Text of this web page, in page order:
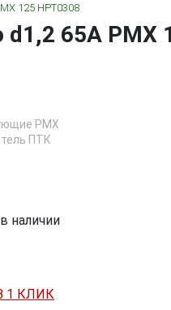
125 HPT0308
d1,2 65A PMX
PMX
ПТК
наличии
1 КЛИК